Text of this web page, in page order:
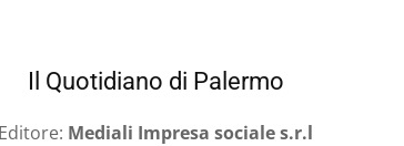
Il Quotidiano di Palermo
Editore: Mediali Impresa sociale s.r.l